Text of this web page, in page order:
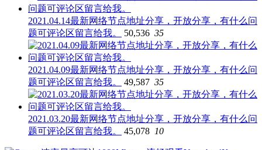
2021.04.14最新网络节点地址分享，开放分享，有什么问
题可评论区留言给我。
50,536 35
2021.04.09最新网络节点地址分享，开放分享，有什么问
题可评论区留言给我。
49,587 35
2021.03.20最新网络节点地址分享，开放分享，有什么问
题可评论区留言给我。
45,078 10